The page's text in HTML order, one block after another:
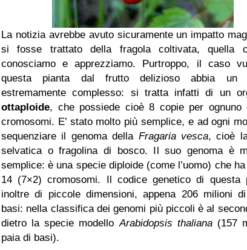
La notizia avrebbe avuto sicuramente un impatto
si fosse trattato della fragola coltivata, quella
conosciamo e apprezziamo. Purtroppo, il caso
questa pianta dal frutto delizioso abbia un
estremamente complesso: si tratta infatti di un
ottaploide, che possiede cioè 8 copie per ognuno
cromosomi. E’ stato molto più semplice, e ad ogni
sequenziare il genoma della Fragaria vesca, cioè
selvatica o fragolina di bosco. Il suo genoma è
semplice: è una specie diploide (come l’uomo) che
14 (7×2) cromosomi. Il codice genetico di questa
inoltre di piccole dimensioni, appena 206 milioni
basi: nella classifica dei genomi più piccoli è al
dietro la specie modelloArabidopsis thaliana(157
paia di basi).